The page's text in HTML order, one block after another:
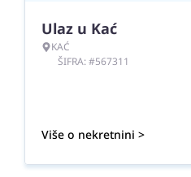
Ulaz u Kać
KAĆ
ŠIFRA: #567311
Više o nekretnini >